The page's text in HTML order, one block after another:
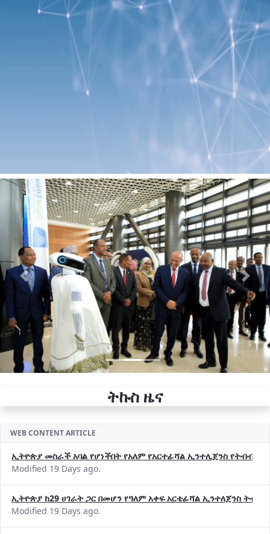
Previous Next
ትኩስ ዜና
WEB CONTENT ARTICLE
ኢትዮጵያ መስራች አባል የሆነችበት የአለም የአርተፊሻል ኢንተሊጀንስ የትብብር
Modified 19 Days ago.
ኢትዮጵያ ከ29 ሀገራት ጋር በመሆን የዓለም አቀፍ አርቴፊሻል ኢንተለጀንስ
Modified 19 Days ago.